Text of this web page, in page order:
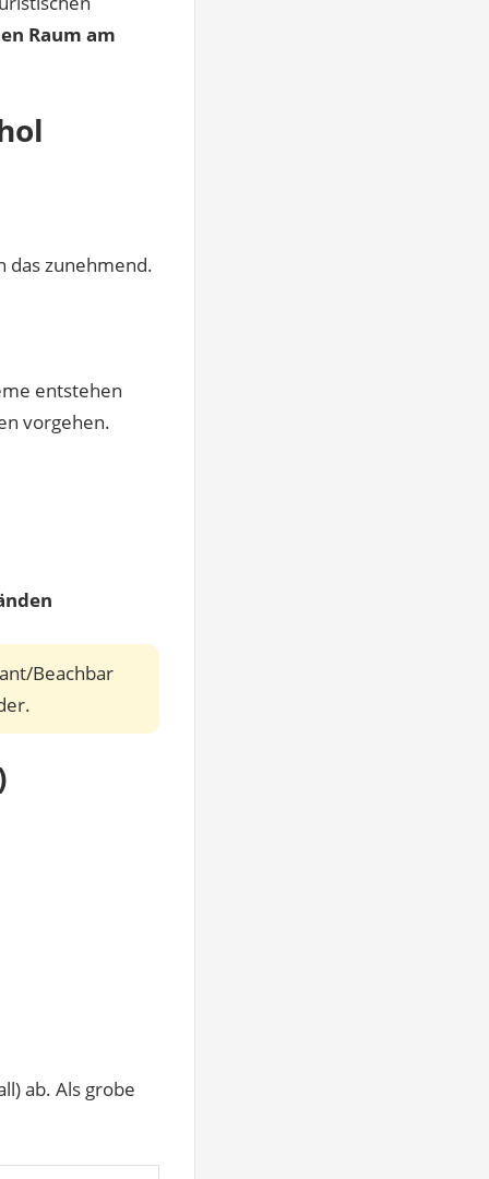
Raum am
das zunehmend.
entstehen
vorgehen.
Beachbar
ab. Als grobe